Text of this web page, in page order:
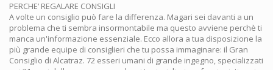
PERCHE’ REGALARE CONSIGLI
A volte un consiglio può fare la differenza. Magari sei davanti a un
problema che ti sembra insormontabile ma questo avviene perchè ti
manca un'informazione essenziale. Ecco allora a tua disposizione la
più grande equipe di consiglieri che tu possa immaginare: il Gran
Consiglio di Alcatraz. 72 esseri umani di grande ingegno, specializzati